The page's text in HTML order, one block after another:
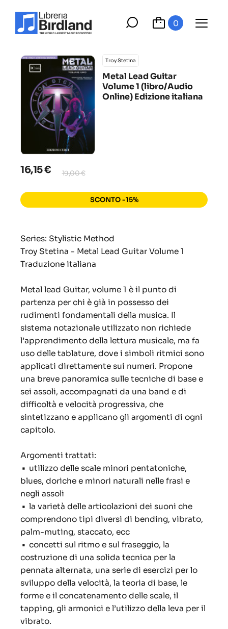
0
Troy Stetina
Metal Lead Guitar
Volume 1 (libro/Audio
Online) Edizione italiana
16,15 € 19,00 €
SCONTO -15%
Series: Stylistic Method
Troy Stetina - Metal Lead Guitar Volume 1
Traduzione italiana
Metal lead Guitar, volume 1 è il punto di
partenza per chi è già in possesso dei
rudimenti fondamentali della musica. Il
sistema notazionale utilizzato non richiede
l’apprendimento della lettura musicale, ma fa
uso delle tablature, dove i simboli ritmici sono
applicati direttamente sui numeri. Propone
una breve panoramica sulle tecniche di base e
sei assoli, accompagnati da una band e di
difficoltà e velocità progressiva, che
sintetizzano e applicano gli argomenti di ogni
capitolo.
Argomenti trattati:
• utilizzo delle scale minori pentatoniche,
blues, doriche e minori naturali nelle frasi e
negli assoli
• la varietà delle articolazioni dei suoni che
comprendono tipi diversi di bending, vibrato,
palm-muting, staccato, ecc
• concetti sul ritmo e sul fraseggio, la
costruzione di una solida tecnica per la
pennata alternata, una serie di esercizi per lo
sviluppo della velocità, la teoria di base, le
forme e il concatenamento delle scale, il
tapping, gli armonici e l’utilizzo della leva per il
vibrato.